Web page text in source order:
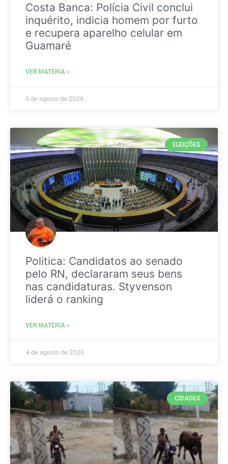
Costa Banca: Polícia Civil conclui
inquérito, indicia homem por furto
e recupera aparelho celular em
Guamaré
VER MATÉRIA »
5 de agosto de 2026
ELEIÇÕES
Politica: Candidatos ao senado
pelo RN, declararam seus bens
nas candidaturas. Styvenson
liderá o ranking
VER MATÉRIA »
4 de agosto de 2026
CIDADES